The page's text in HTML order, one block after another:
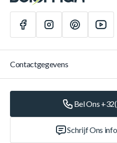
Contactgegevens
Bel Ons
Schrijf Ons